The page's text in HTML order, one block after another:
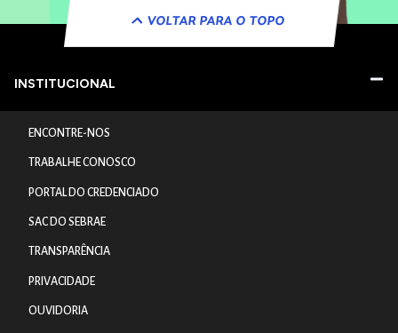
VOLTAR PARA O TOPO
INSTITUCIONAL
ENCONTRE-NOS
TRABALHE CONOSCO
PORTAL DO CREDENCIADO
SAC DO SEBRAE
TRANSPARÊNCIA
PRIVACIDADE
OUVIDORIA